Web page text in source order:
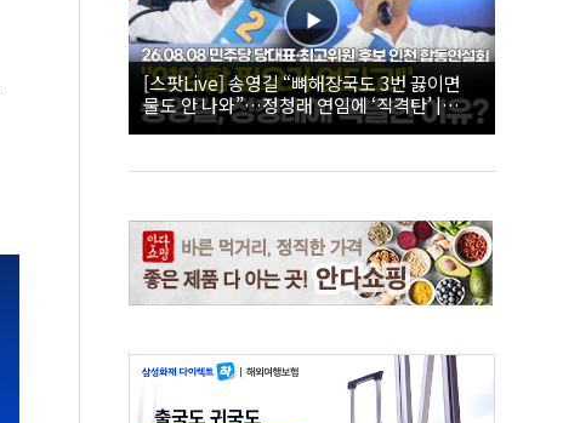
[스팟Live] 송영길 “뼈해장국도 3번 끓이면
물도 안 나와”…정청래 연임에 ‘직격탄’ |
26.08.08 더불어민주당 당대표·최고위원 후